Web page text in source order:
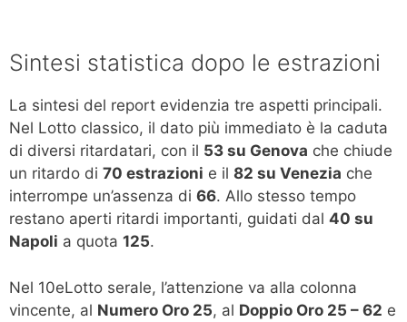
Sintesi statistica dopo le estrazioni
La sintesi del report evidenzia tre aspetti principali.
Nel Lotto classico, il dato più immediato è la caduta
di diversi ritardatari, con il 53 su Genova che chiude
un ritardo di 70 estrazioni e il 82 su Venezia che
interrompe un’assenza di 66. Allo stesso tempo
restano aperti ritardi importanti, guidati dal 40 su
Napoli a quota 125.
Nel 10eLotto serale, l’attenzione va alla colonna
vincente, al Numero Oro 25, al Doppio Oro 25 – 62 e